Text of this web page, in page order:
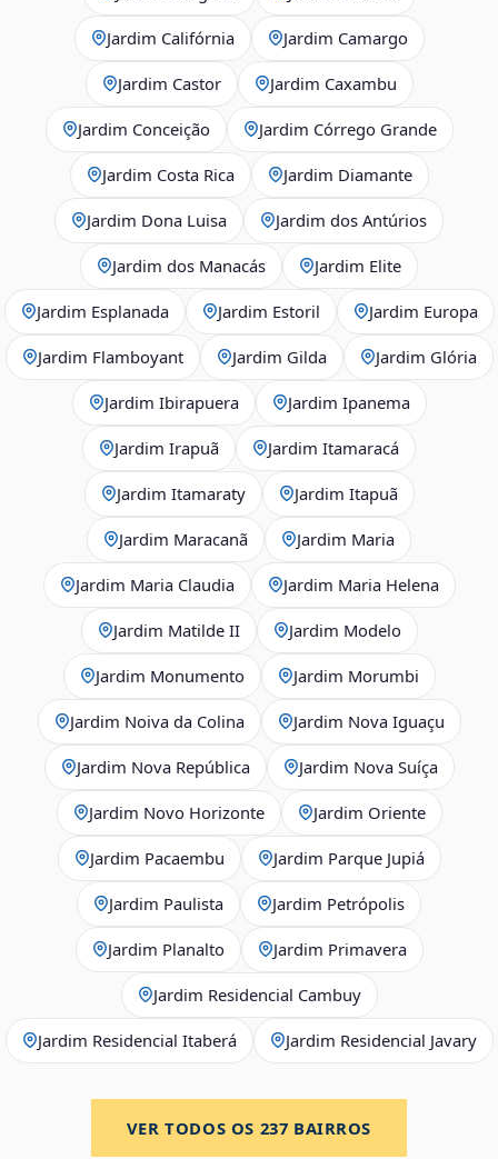
Jardim Califórnia Jardim Camargo
Jardim Castor Jardim Caxambu
Jardim Conceição Jardim Córrego Grande
Jardim Costa Rica Jardim Diamante
Jardim Dona Luisa Jardim dos Antúrios
Jardim dos Manacás Jardim Elite
Jardim Esplanada Jardim Estoril Jardim Europa
Jardim Flamboyant Jardim Gilda Jardim Glória
Jardim Ibirapuera Jardim Ipanema
Jardim Irapuã Jardim Itamaracá
Jardim Itamaraty Jardim Itapuã
Jardim Maracanã Jardim Maria
Jardim Maria Claudia Jardim Maria Helena
Jardim Matilde II Jardim Modelo
Jardim Monumento Jardim Morumbi
Jardim Noiva da Colina Jardim Nova Iguaçu
Jardim Nova República Jardim Nova Suíça
Jardim Novo Horizonte Jardim Oriente
Jardim Pacaembu Jardim Parque Jupiá
Jardim Paulista Jardim Petrópolis
Jardim Planalto Jardim Primavera
Jardim Residencial Cambuy
Jardim Residencial Itaberá Jardim Residencial Javary
VER TODOS OS 237 BAIRROS